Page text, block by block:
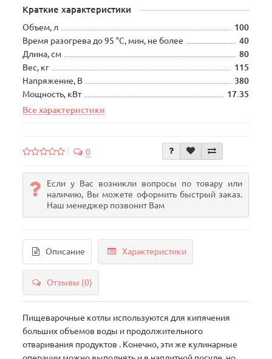
Краткие характеристики
Объем, л
100
Время разогрева до 95 °C, мин, не более
40
Длина, см
80
Вес, кг
115
Напряжение, В
380
Мощность, кВт
17.35
Все характеристики
0
Если у Вас возникли вопросы по товару или
наличию, Вы можете оформить быстрый заказ.
Наш менеджер позвонит Вам
Описание Характеристики
Отзывы (0)
Пищеварочные котлы используются для кипячения
больших объемов воды и продолжительного
отваривания продуктов . Конечно, эти же кулинарные